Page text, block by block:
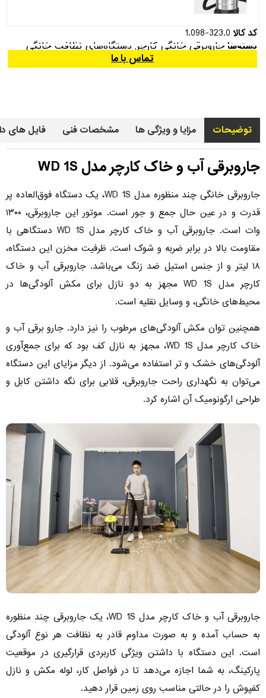
کد کالا 1.098-323.0
دسته‌ها جاروبرقی خانگی کارچر, دستگاه‌های نظافت خانگی
تماس با ما
توضیحات مزایا و ویژگی ها مشخصات فنی فایل های
جاروبرقی آب و خاک کارچر مدل WD 1S
جاروبرقی خانگی چند منظوره مدل WD 1S، یک دستگاه فوق‌العاده پر
قدرت و در عین حال جمع و جور است. موتور این جاروبرقی، ۱۳۰۰
وات است. جاروبرقی آب و خاک کارچر مدل WD 1S دستگاهی با
مقاومت بالا در برابر ضربه و شوک است. ظرفیت مخزن این دستگاه،
۱۸ لیتر و از جنس استیل ضد زنگ می‌باشد. جاروبرقی آب و خاک
کارچر مدل WD 1S مجهز به دو نازل برای مکش آلودگی‌ها در
محیط‌های خانگی، و وسایل نقلیه است.
همچنین توان مکش آلودگی‌های مرطوب را نیز دارد. جارو برقی آب و
خاک کارچر مدل WD 1S، مجهز به نازل کف بود که برای جمع‌آوری
آلودگی‌های خشک و تر استفاده می‌شود. از دیگر مزایای این دستگاه
می‌توان به نگهداری راحت جاروبرقی، قلابی برای نگه داشتن کابل و
طراحی ارگونومیک آن اشاره کرد.
جاروبرقی آب و خاک کارچر مدل WD 1S، یک جاروبرقی چند منظوره
به حساب آمده و به صورت مداوم قادر به نظافت هر نوع آلودگی
است. این دستگاه با داشتن ویژگی کاربردی قرارگیری در موقعیت
پارکینگ، به شما اجازه می‌دهد تا در فواصل کار، لوله مکش و نازل
کفپوش را در حالتی مناسب روی زمین قرار دهید.